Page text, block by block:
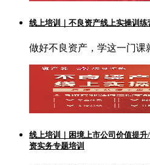
线上培训｜不良资产线上实操训练
做好不良资产，学这一门课
线上培训｜困境上市公司价值提
资实务专题培训